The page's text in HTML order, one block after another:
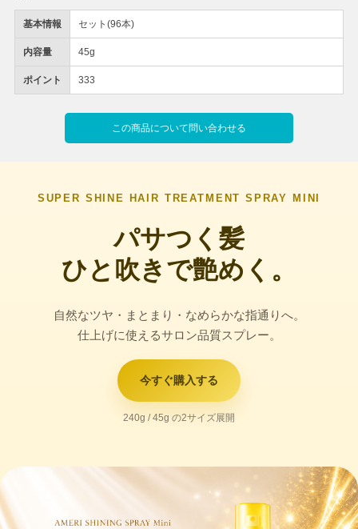
基本情報 セット(96本)
内容量 45g
ポイント 333
この商品について問い合わせる
SUPER SHINE HAIR TREATMENT SPRAY MINI
パサつく髪
ひと吹きで艶めく。
自然なツヤ・まとまり・なめらかな指通りへ。
仕上げに使えるサロン品質スプレー。
今すぐ購入する
240g / 45g の2サイズ展開